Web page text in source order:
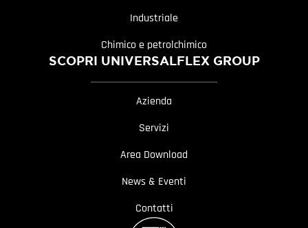
Industriale
Chimico e petrolchimico
SCOPRI UNIVERSALFLEX GROUP
Azienda
Servizi
Area Download
News & Eventi
Contatti